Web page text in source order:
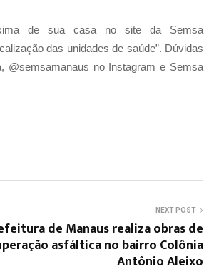
de sua casa no site da Semsa
das unidades de saúde”. Dúvidas
@semsamanaus no Instagram e Semsa
NEXT POST
de Manaus realiza obras de
asfáltica no bairro Colônia
Antônio Aleixo